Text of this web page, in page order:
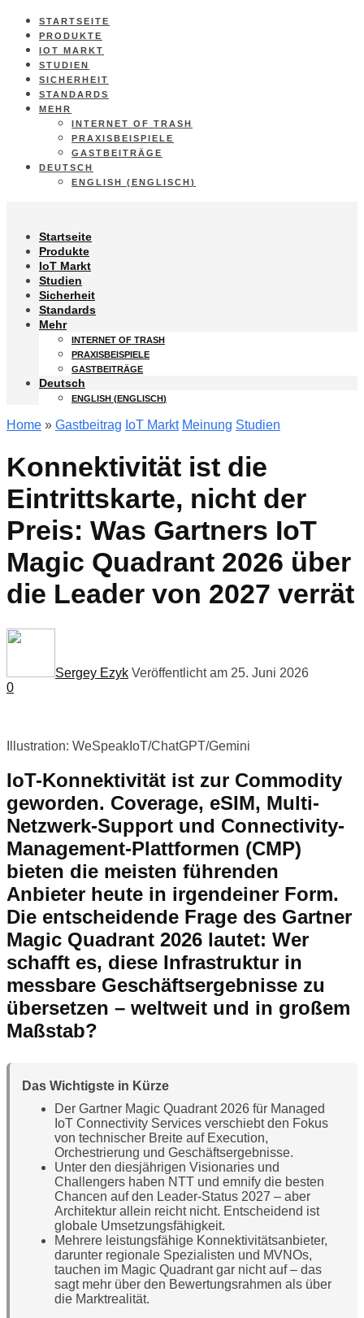
STARTSEITE
PRODUKTE
IOT MARKT
STUDIEN
SICHERHEIT
STANDARDS
MEHR
INTERNET OF TRASH
PRAXISBEISPIELE
GASTBEITRÄGE
DEUTSCH
ENGLISH (ENGLISCH)
Startseite
Produkte
IoT Markt
Studien
Sicherheit
Standards
Mehr
INTERNET OF TRASH
PRAXISBEISPIELE
GASTBEITRÄGE
Deutsch
ENGLISH (ENGLISCH)
Home » Gastbeitrag IoT Markt Meinung Studien
Konnektivität ist die
Eintrittskarte, nicht der
Preis: Was Gartners IoT
Magic Quadrant 2026 über
die Leader von 2027 verrät
Sergey Ezyk Veröffentlicht am 25. Juni 2026
0
Illustration: WeSpeakIoT/ChatGPT/Gemini
IoT-Konnektivität ist zur Commodity
geworden. Coverage, eSIM, Multi-
Netzwerk-Support und Connectivity-
Management-Plattformen (CMP)
bieten die meisten führenden
Anbieter heute in irgendeiner Form.
Die entscheidende Frage des Gartner
Magic Quadrant 2026 lautet: Wer
schafft es, diese Infrastruktur in
messbare Geschäftsergebnisse zu
übersetzen – weltweit und in großem
Maßstab?
Das Wichtigste in Kürze
Der Gartner Magic Quadrant 2026 für Managed
IoT Connectivity Services verschiebt den Fokus
von technischer Breite auf Execution,
Orchestrierung und Geschäftsergebnisse.
Unter den diesjährigen Visionaries und
Challengers haben NTT und emnify die besten
Chancen auf den Leader-Status 2027 – aber
Architektur allein reicht nicht. Entscheidend ist
globale Umsetzungsfähigkeit.
Mehrere leistungsfähige Konnektivitätsanbieter,
darunter regionale Spezialisten und MVNOs,
tauchen im Magic Quadrant gar nicht auf – das
sagt mehr über den Bewertungsrahmen als über
die Marktrealität.